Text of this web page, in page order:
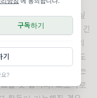
구독하기
기
?
상태가 되지 않을까 싶
SVOD의 경우는 특히 긴
콘텐츠, 혹은 많은 양의
하는 요소가 아닐 수도
포함하여 접근성이라는
을 듯 합니다. 코로나로